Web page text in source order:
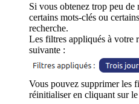
Si vous obtenez trop peu
certains mots-clés ou
recherche.
Les filtres appliqués à votre
suivante :
Vous pouvez supprimer les
réinitialiser en cliquant sur